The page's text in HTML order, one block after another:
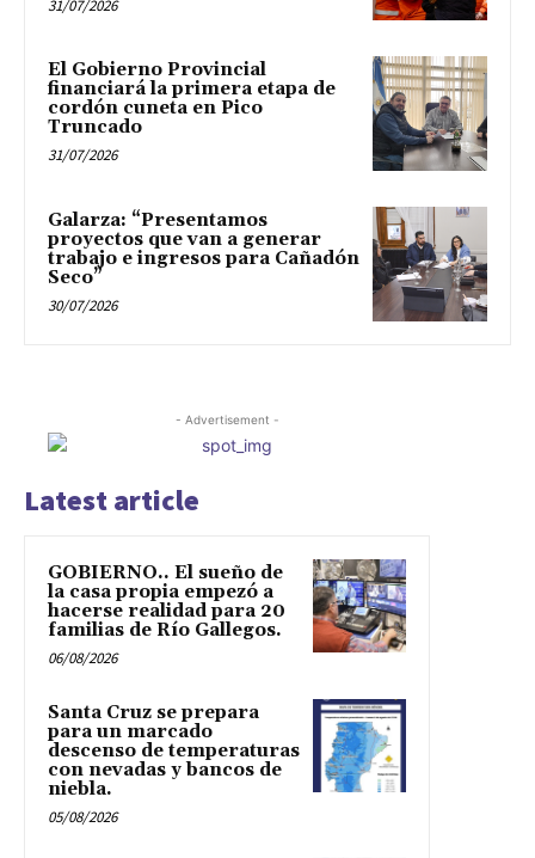
31/07/2026
El Gobierno Provincial
financiará la primera etapa de
cordón cuneta en Pico
Truncado
31/07/2026
Galarza: “Presentamos
proyectos que van a generar
trabajo e ingresos para Cañadón
Seco”
30/07/2026
- Advertisement -
Latest article
GOBIERNO.. El sueño de
la casa propia empezó a
hacerse realidad para 20
familias de Río Gallegos.
06/08/2026
Santa Cruz se prepara
para un marcado
descenso de temperaturas
con nevadas y bancos de
niebla.
05/08/2026